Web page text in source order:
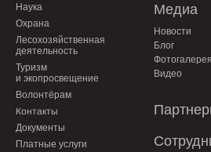
Волонтёрам
Контакты
Документы
Платные услуги
Наука
Охрана
Лесохозяйственная
деятельность
Туризм
и экопросвещение
Новости
Блог
Фотогалерея
Видео
Медиа